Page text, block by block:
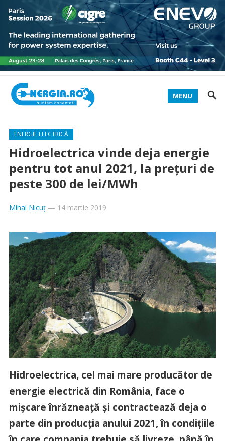
MENU
ENERGIE ELECTRICĂ
Hidroelectrica vinde deja energie
pentru tot anul 2021, la preţuri de
peste 300 de lei/MWh
Mihai Nicuț— 14 martie 2019
Hidroelectrica, cel mai mare producător de
energie electrică din România, face o
mişcare înrăzneaţă şi contractează deja o
parte din producţia anului 2021, în condiţiile